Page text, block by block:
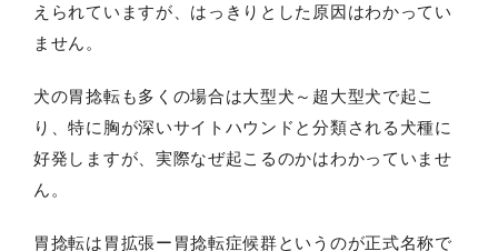
えられていますが、はっきりとした原因はわかってい
ません。
犬の胃捻転も多くの場合は大型犬～超大型犬で起こ
り、特に胸が深いサイトハウンドと分類される犬種に
好発しますが、実際なぜ起こるのかはわかっていませ
ん。
胃捻転は胃拡張ー胃捻転症候群というのが正式名称で